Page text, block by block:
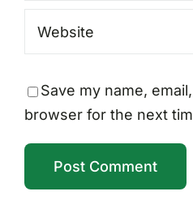
Save my name,
browser for the next